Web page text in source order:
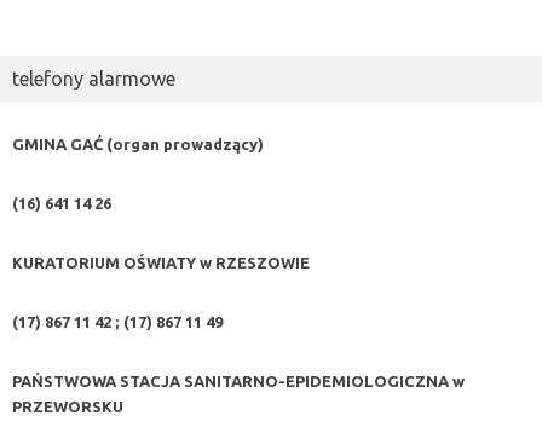
telefony alarmowe
GMINA GAĆ (organ prowadzący)
(16) 641 14 26
KURATORIUM OŚWIATY w RZESZOWIE
(17) 867 11 42 ; (17) 867 11 49
PAŃSTWOWA STACJA SANITARNO-EPIDEMIOLOGICZNA w
PRZEWORSKU